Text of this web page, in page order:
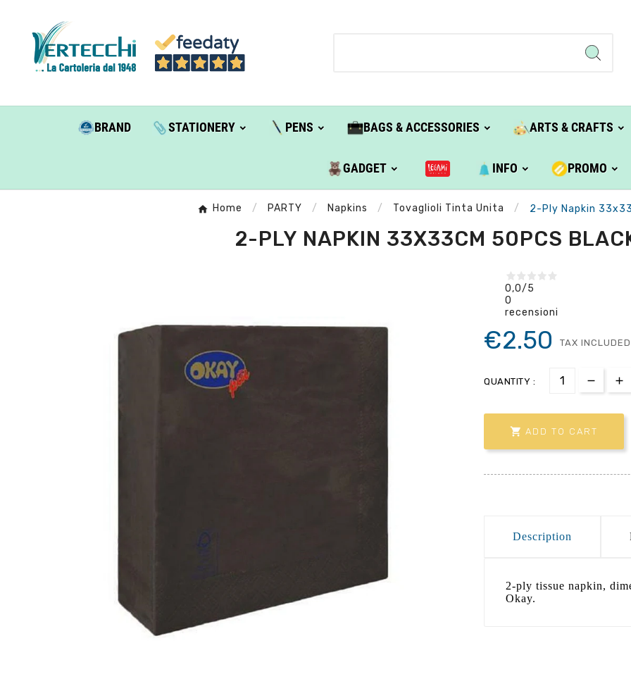
BRAND STATIONERY PENS BAGS & ACCESSORIES ARTS & CRAFTS
GADGET INFO PROMO
Home PARTY Napkins Tovaglioli Tinta Unita 2-Ply Napkin
2-PLY NAPKIN 33X33CM 50PCS
0,0/5
0
recensioni
€2.50 TAX INCLUDED
QUANTITY :
 ADD TO CART
Description
2-ply tissue napkin,
Okay.